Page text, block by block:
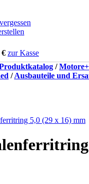
€ zur Kasse
/
/Ausbauteile und